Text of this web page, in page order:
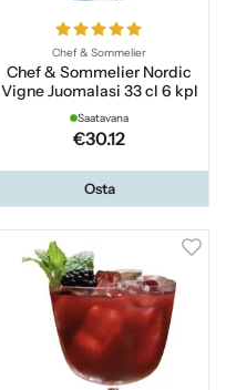
Chef & Sommelier
Chef & Sommelier Nordic
Vigne Juomalasi 33 cl 6 kpl
Saatavana
€30.12
Osta